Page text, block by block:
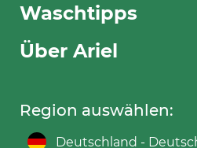
Waschtipps
Über Ariel
Region auswählen:
Deutschland -